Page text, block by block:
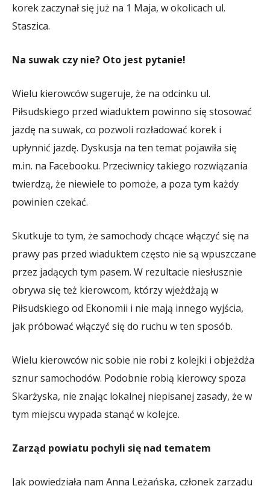
korek zaczynał się już na 1 Maja, w okolicach ul.
Staszica.
Na suwak czy nie? Oto jest pytanie!
Wielu kierowców sugeruje, że na odcinku ul.
Piłsudskiego przed wiaduktem powinno się stosować
jazdę na suwak, co pozwoli rozładować korek i
upłynnić jazdę. Dyskusja na ten temat pojawiła się
m.in. na Facebooku. Przeciwnicy takiego rozwiązania
twierdzą, że niewiele to pomoże, a poza tym każdy
powinien czekać.
Skutkuje to tym, że samochody chcące włączyć się na
prawy pas przed wiaduktem często nie są wpuszczane
przez jadących tym pasem. W rezultacie niesłusznie
obrywa się też kierowcom, którzy wjeżdżają w
Piłsudskiego od Ekonomii i nie mają innego wyjścia,
jak próbować włączyć się do ruchu w ten sposób.
Wielu kierowców nic sobie nie robi z kolejki i objeżdża
sznur samochodów. Podobnie robią kierowcy spoza
Skarżyska, nie znając lokalnej niepisanej zasady, że w
tym miejscu wypada stanąć w kolejce.
Zarząd powiatu pochyli się nad tematem
Jak powiedziała nam Anna Leżańska, członek zarządu